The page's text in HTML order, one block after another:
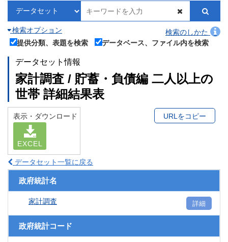
検索オプション
検索のしかた
提供分類、表題を検索
データベース、ファイル内を検索
データセット情報
家計調査 / 貯蓄・負債編 二人以上の
世帯 詳細結果表
表示・ダウンロード
EXCEL
URLをコピー
データセット一覧に戻る
政府統計名
家計調査 詳細
政府統計コード